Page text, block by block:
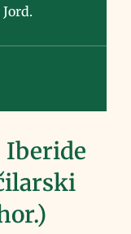
Iberide